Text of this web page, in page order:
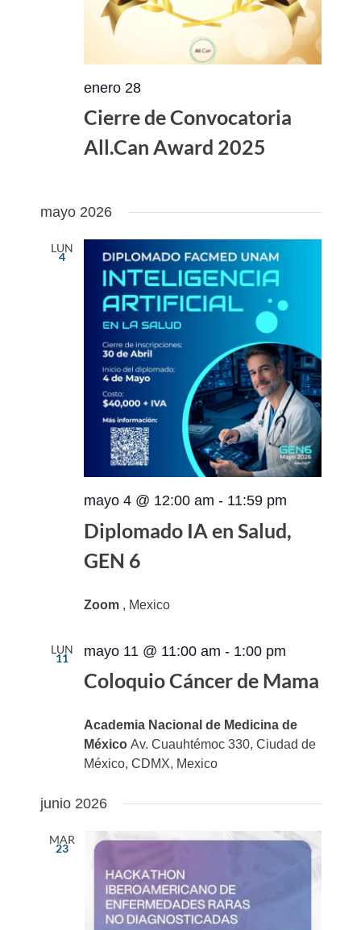
enero 28
Cierre de Convocatoria
All.Can Award 2025
mayo 2026
LUN
4
mayo 4 @ 12:00 am - 11:59 pm
Diplomado IA en Salud,
GEN 6
Zoom , Mexico
LUN
11 mayo 11 @ 11:00 am - 1:00 pm
Coloquio Cáncer de Mama
Academia Nacional de Medicina de
México Av. Cuauhtémoc 330, Ciudad de
México, CDMX, Mexico
junio 2026
MAR
23